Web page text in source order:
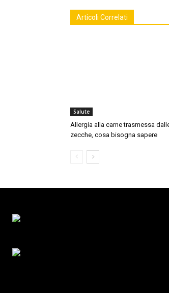
Articoli Correlati
Salute
Allergia alla carne trasmessa
zecche, cosa bisogna sapere